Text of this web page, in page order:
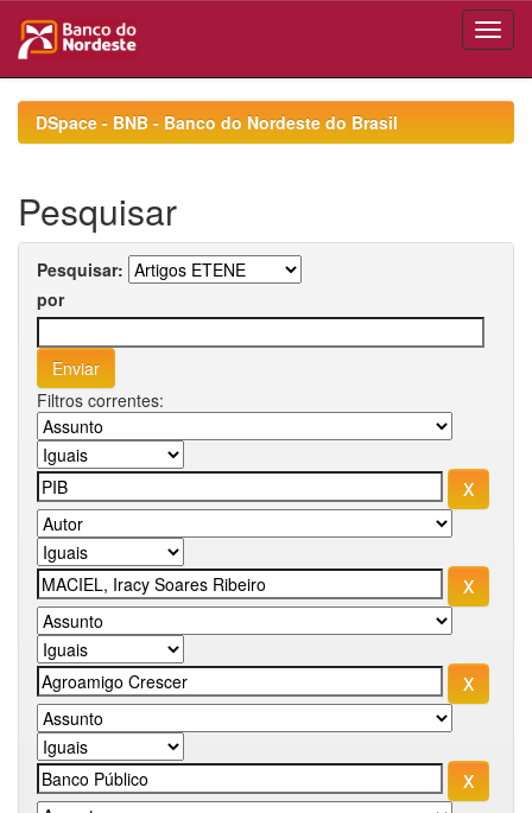
navigationDSpace - BNB - Banco do Nordeste do Brasil
Pesquisar
Pesquisar:
por
Filtros correntes: